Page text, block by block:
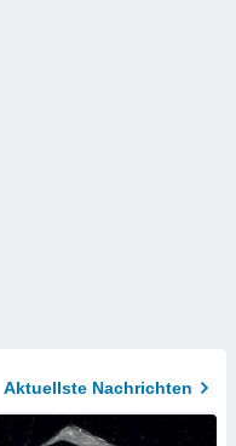
Aktuellste Nachrichten